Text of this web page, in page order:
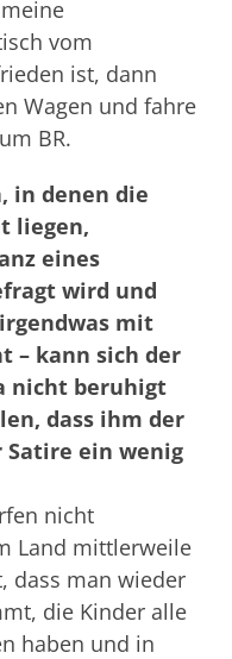
vom
ist, dann
Wagen und fahre
BR.
in denen die
liegen,
eines
wird und
mit
– kann sich der
nicht beruhigt
dass ihm der
Satire ein wenig
nicht
Land mittlerweile
dass man wieder
die Kinder alle
haben und in